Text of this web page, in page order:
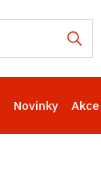
Novinky Akce